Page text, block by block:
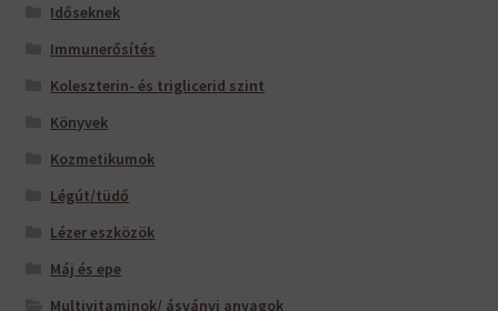
Időseknek
Immunerősítés
Koleszterin- és triglicerid szint
Könyvek
Kozmetikumok
Légút/tüdő
Lézer eszközök
Máj és epe
Multivitaminok/ ásványi anyagok